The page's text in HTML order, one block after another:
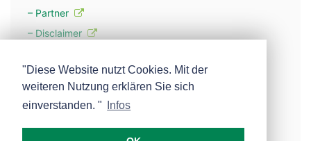
– Partner
– Disclaimer
– Werbung
– Mehr über unsere Experten
"Diese Website nutzt Cookies. Mit der
weiteren Nutzung erklären Sie sich
einverstanden. "
Infos